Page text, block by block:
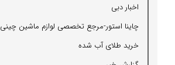
اخبار دبی
چاینا استور-مرجع تخصصی لوازم ماشین چینی
خرید طلای آب شده